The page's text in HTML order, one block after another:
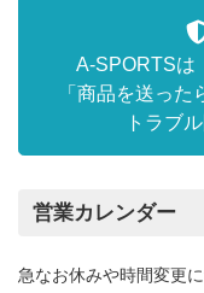
A-SPORTSは
「商品を送っ
トラブ
営業カレンダー
急なお休みや時間変更